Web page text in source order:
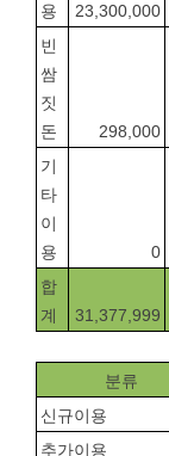
용
23,300,000
빈
쌈
짓
돈
298,000
기
타
이
용
0
합
계
31,377,999
분류
신규이용
추가이용